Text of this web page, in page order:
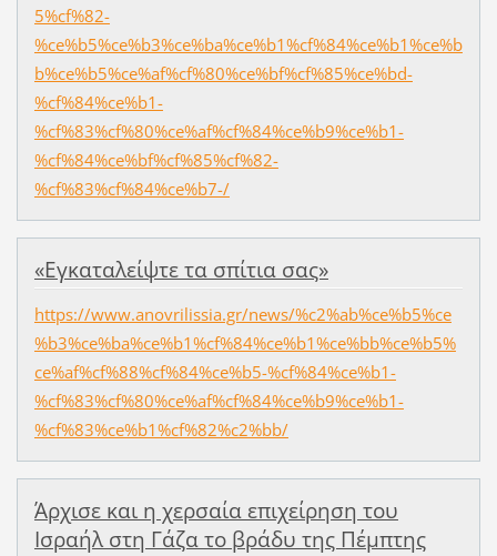
5%cf%82-
%ce%b5%ce%b3%ce%ba%ce%b1%cf%84%ce%b1%ce%b
b%ce%b5%ce%af%cf%80%ce%bf%cf%85%ce%bd-
%cf%84%ce%b1-
%cf%83%cf%80%ce%af%cf%84%ce%b9%ce%b1-
%cf%84%ce%bf%cf%85%cf%82-
%cf%83%cf%84%ce%b7-/
«Εγκαταλείψτε τα σπίτια σας»
https://www.anovrilissia.gr/news/%c2%ab%ce%b5%ce
%b3%ce%ba%ce%b1%cf%84%ce%b1%ce%bb%ce%b5%
ce%af%cf%88%cf%84%ce%b5-%cf%84%ce%b1-
%cf%83%cf%80%ce%af%cf%84%ce%b9%ce%b1-
%cf%83%ce%b1%cf%82%c2%bb/
Άρχισε και η χερσαία επιχείρηση του
Ισραήλ στη Γάζα το βράδυ της Πέμπτης